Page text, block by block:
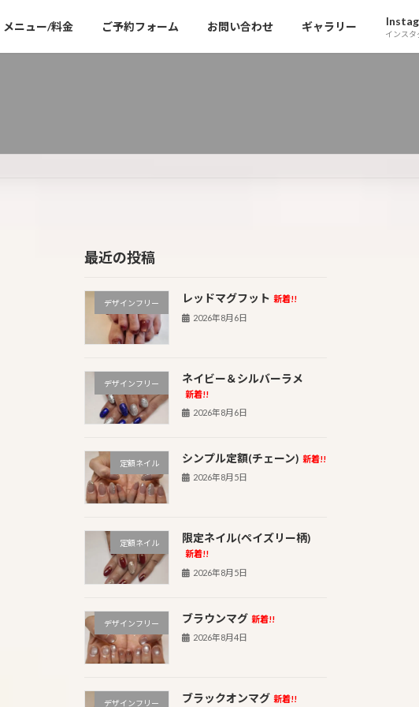
メニュー/料金 ご予約フォーム お問い合わせ ギャラリー
インスタ
最近の投稿
デザインフリー レッドマグフット 新着!!
2026年8月6日
デザインフリー ネイビー＆シルバーラメ
新着!!
2026年8月6日
定額ネイル シンプル定額(チェーン) 新着!!
2026年8月5日
定額ネイル 限定ネイル(ペイズリー柄)
新着!!
2026年8月5日
デザインフリー ブラウンマグ 新着!!
2026年8月4日
デザインフリー ブラックオンマグ 新着!!